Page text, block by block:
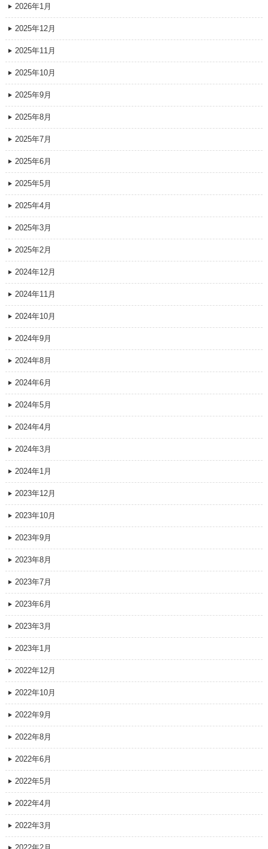
2026年1月
2025年12月
2025年11月
2025年10月
2025年9月
2025年8月
2025年7月
2025年6月
2025年5月
2025年4月
2025年3月
2025年2月
2024年12月
2024年11月
2024年10月
2024年9月
2024年8月
2024年6月
2024年5月
2024年4月
2024年3月
2024年1月
2023年12月
2023年10月
2023年9月
2023年8月
2023年7月
2023年6月
2023年3月
2023年1月
2022年12月
2022年10月
2022年9月
2022年8月
2022年6月
2022年5月
2022年4月
2022年3月